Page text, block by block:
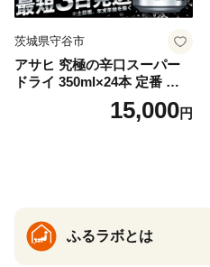
茨城県守谷市
アサヒ 究極の辛口スーパー
ドライ 350ml×24本 定番 ビー
ル 缶ビール 酒 お酒 アルコー
15,000円
ふるラボとは